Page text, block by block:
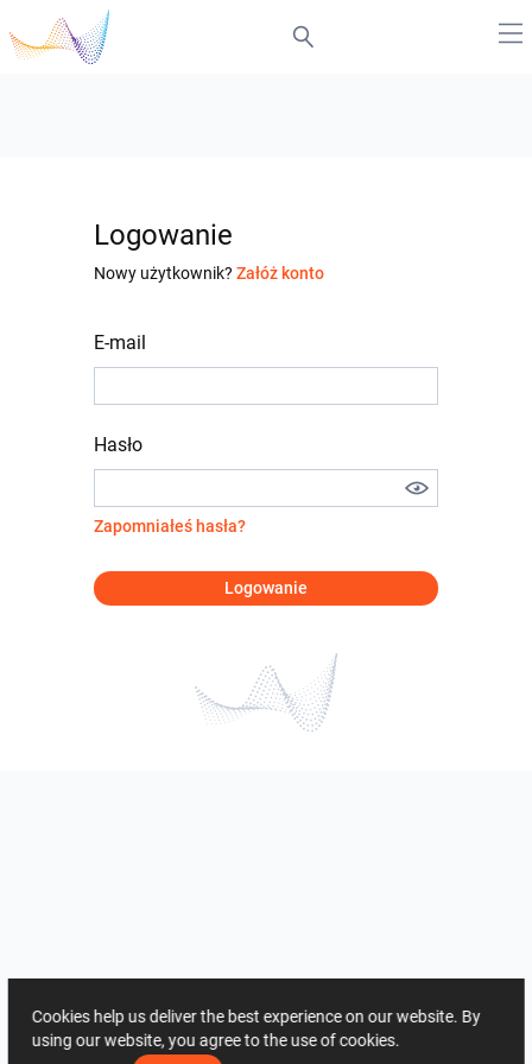
Logowanie
Nowy użytkownik? Załóż konto
E-mail
Hasło
Zapomniałeś hasła?
Logowanie
Cookies help us deliver the best experience on our website. By
using our website, you agree to the use of cookies.